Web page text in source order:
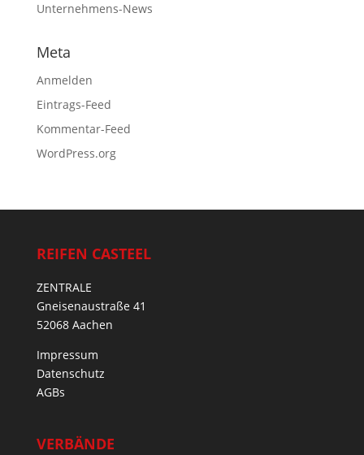
Unternehmens-News
Meta
Anmelden
Eintrags-Feed
Kommentar-Feed
WordPress.org
REIFEN CASTEEL
ZENTRALE
Gneisenaustraße 41
52068 Aachen
Impressum
Datenschutz
AGBs
VERBÄNDE